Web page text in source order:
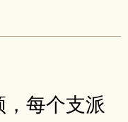
，每个支派